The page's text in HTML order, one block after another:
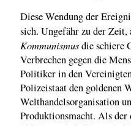
Diese Wendung der
sich. Ungefähr zu der Zeit,
Kommunismusdie schiere
Verbrechen gegen die
Politiker in den
Polizeistaat den goldenen
Welthandelsorganisation
Produktionsmacht. Als